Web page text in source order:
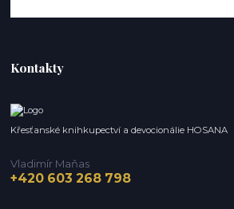
Kontakty
Křesťanské knihkupectví a devocionálie HOSANA
Vladimír Maňas
+420 603 268 798